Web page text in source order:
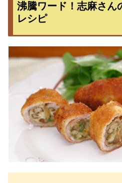
沸騰ワード！志麻さん
レシピ